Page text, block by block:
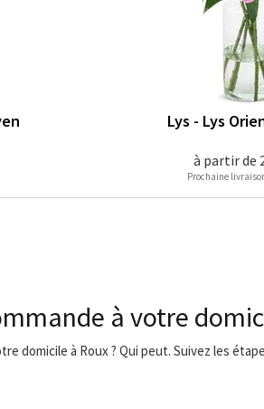
à partir de
Lys - Lys
Prochaine
à votre
domicile à Roux ? Qui peut. Suivez les